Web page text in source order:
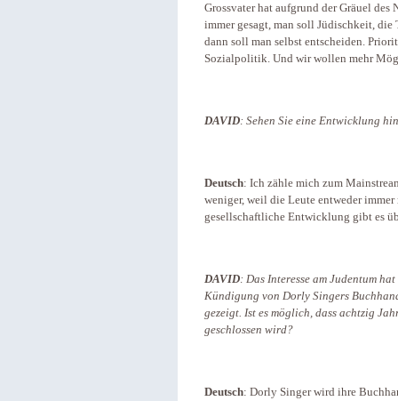
Grossvater hat aufgrund der Gräuel
immer gesagt, man soll Jüdischkeit,
dann soll man selbst entscheiden.
Sozialpolitik. Und wir wollen mehr
DAVID: Sehen Sie eine Entwicklung
Deutsch: Ich zähle mich zum
weniger, weil die Leute entweder
gesellschaftliche Entwicklung gibt es
DAVID: Das Interesse am Judentum
Kündigung von Dorly Singers
gezeigt. Ist es möglich, dass achtzig
geschlossen wird?
Deutsch: Dorly Singer wird ihre